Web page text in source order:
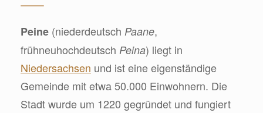
Peine (niederdeutsch Paane,
frühneuhochdeutsch Peina) liegt in
Niedersachsen und ist eine eigenständige
Gemeinde mit etwa 50.000 Einwohnern. Die
Stadt wurde um 1220 gegründet und fungiert